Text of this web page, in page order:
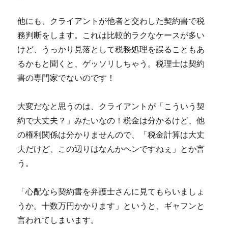
他にも、クライアントが他者と交わした契約書で税
務判断をします。これは比較的ラクなケースが多い
けど、うっかり見落として税務処理を誤ることもあ
るかもと聞くと、ゲッソリしちゃう。税理士は契約
書の専門家でないのです！
大変だなと思うのは、クライアントが「こういう契
約で大丈夫？」みたいなの！税金は分かるけど、他
の権利関係は分かりませんので、「税金計算は大丈
夫だけど、この辺りはなんかヘンですねぇ」とか言
う。
「心配なら契約書を弁護士さんに見てもらいましょ
うか。十数万円かかります」というと、ギャフンと
言われてしまいます。